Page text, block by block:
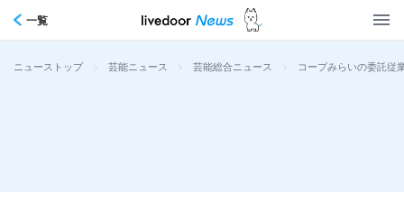
一覧
ニューストップ > 芸能ニュース > 芸能総合ニュース > コープみらいの委託従